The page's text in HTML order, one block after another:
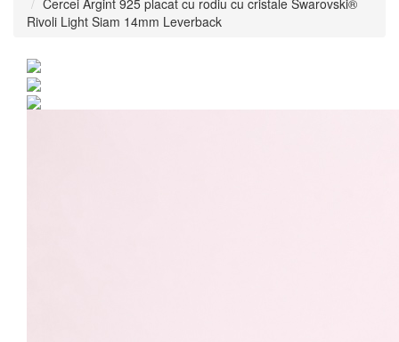
Cercei Argint 925 placat cu rodiu cu cristale Swarovski®
Rivoli Light Siam 14mm Leverback